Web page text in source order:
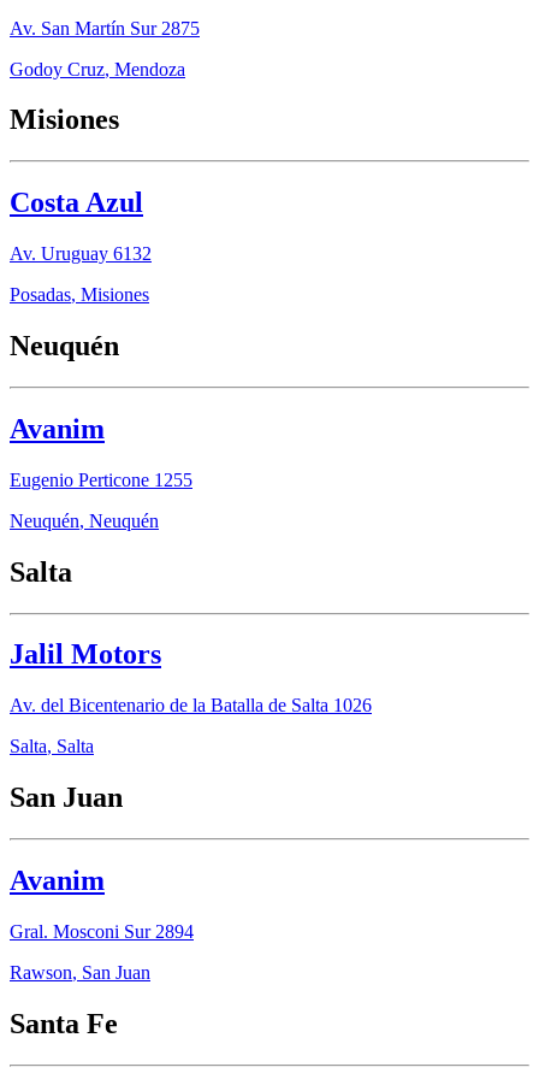
Av. San Martín Sur 2875
Godoy Cruz, Mendoza
Misiones
Costa Azul
Av. Uruguay 6132
Posadas, Misiones
Neuquén
Avanim
Eugenio Perticone 1255
Neuquén, Neuquén
Salta
Jalil Motors
Av. del Bicentenario de la Batalla de Salta 1026
Salta, Salta
San Juan
Avanim
Gral. Mosconi Sur 2894
Rawson, San Juan
Santa Fe